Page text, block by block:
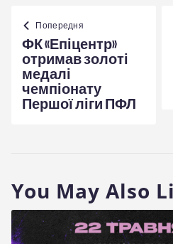
Навігація
записів
Попередня
ФК «Епіцентр»
отримав золоті
медалі
чемпіонату
Першої ліги ПФЛ
You May Also